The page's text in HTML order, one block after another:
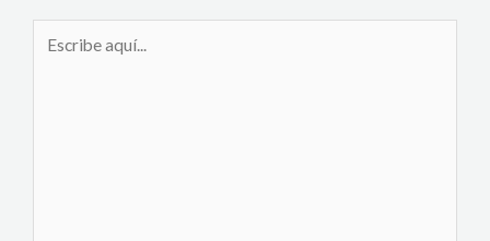
aquí...